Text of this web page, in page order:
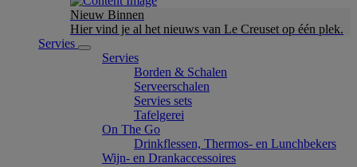
Nieuw Binnen
Hier vind je al het nieuws van Le Creuset op één plek.
Servies
Servies
Borden & Schalen
Serveerschalen
Servies sets
Tafelgerei
On The Go
Drinkflessen, Thermos- en Lunchbekers
Wijn- en Drankaccessoires